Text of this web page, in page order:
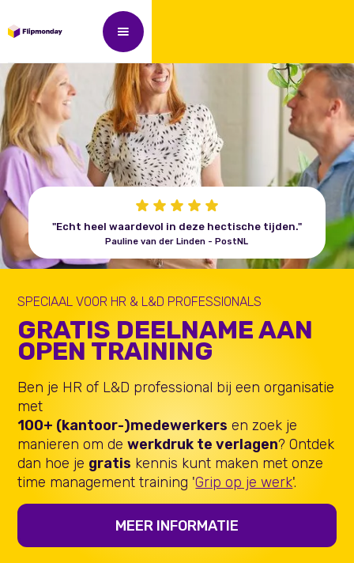
SPECIAAL VOOR HR & L&D PROFESSIONALS
GRATIS DEELNAME AAN
OPEN TRAINING
Ben je HR of L&D professional bij een organisatie
met
100+ (kantoor-)medewerkers en zoek je
manieren om dewerkdruk te verlagen? Ontdek
dan hoe je gratis kennis kunt maken met onze
time management training 'Grip op je werk'.
MEER INFORMATIE
"Echt heel waardevol in deze hectische tijden."
Pauline van der Linden - PostNL